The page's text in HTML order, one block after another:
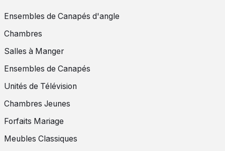
Ensembles de Canapés d'angle
Chambres
Salles à Manger
Ensembles de Canapés
Unités de Télévision
Chambres Jeunes
Forfaits Mariage
Meubles Classiques